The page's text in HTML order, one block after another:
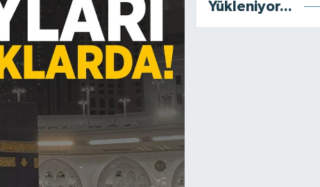
Yükleniyor...